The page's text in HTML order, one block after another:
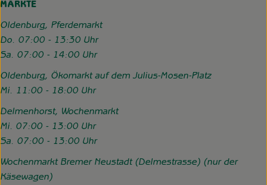
MÄRKTE
Oldenburg, Pferdemarkt
Do. 07:00 - 13:30 Uhr
Sa. 07:00 - 14:00 Uhr
Oldenburg, Ökomarkt auf dem Julius-Mosen-Platz
Mi. 11:00 - 18:00 Uhr
Delmenhorst, Wochenmarkt
Mi. 07:00 - 13:00 Uhr
Sa. 07:00 - 13:00 Uhr
Wochenmarkt Bremer Neustadt (Delmestrasse) (nur der
Käsewagen)